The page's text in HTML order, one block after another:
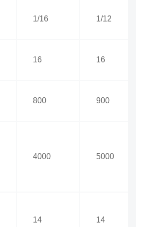
1/16 1/12
16 16
800 900
4000 5000
14 14